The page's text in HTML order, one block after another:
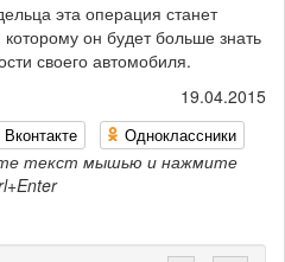
эта операция станет
он будет больше знать
своего автомобиля.
19.04.2015
Вконтакте Одноклассники
текст мышью и нажмите